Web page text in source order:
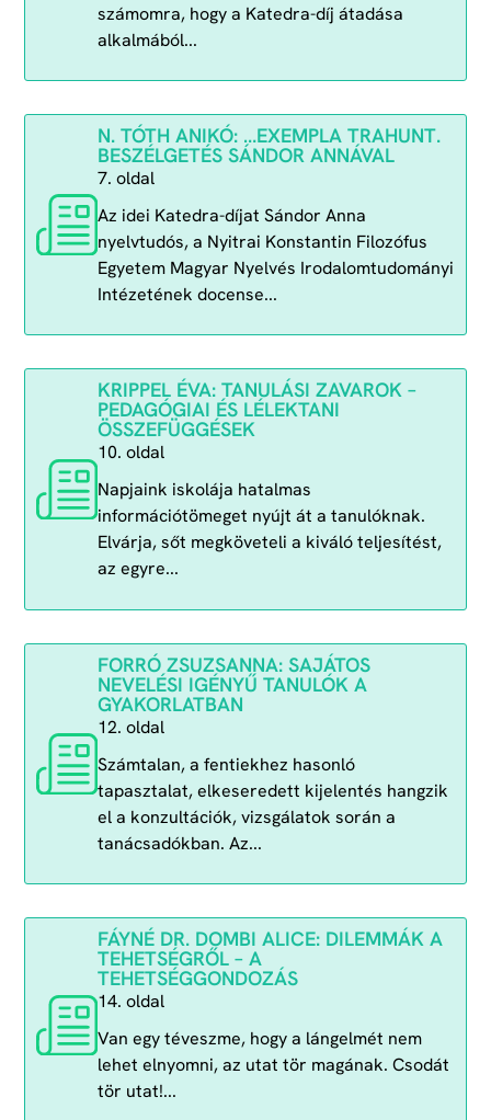
számomra, hogy a Katedra-díj átadása
alkalmából...
N. TÓTH ANIKÓ: …EXEMPLA TRAHUNT.
BESZÉLGETÉS SÁNDOR ANNÁVAL
7. oldal
Az idei Katedra-díjat Sándor Anna
nyelvtudós, a Nyitrai Konstantin Filozófus
Egyetem Magyar Nyelvés Irodalomtudományi
Intézetének docense...
KRIPPEL ÉVA: TANULÁSI ZAVAROK –
PEDAGÓGIAI ÉS LÉLEKTANI
ÖSSZEFÜGGÉSEK
10. oldal
Napjaink iskolája hatalmas
információtömeget nyújt át a tanulóknak.
Elvárja, sőt megköveteli a kiváló teljesítést,
az egyre...
FORRÓ ZSUZSANNA: SAJÁTOS
NEVELÉSI IGÉNYŰ TANULÓK A
GYAKORLATBAN
12. oldal
Számtalan, a fentiekhez hasonló
tapasztalat, elkeseredett kijelentés hangzik
el a konzultációk, vizsgálatok során a
tanácsadókban. Az...
FÁYNÉ DR. DOMBI ALICE: DILEMMÁK A
TEHETSÉGRŐL – A
TEHETSÉGGONDOZÁS
14. oldal
Van egy téveszme, hogy a lángelmét nem
lehet elnyomni, az utat tör magának. Csodát
tör utat!...